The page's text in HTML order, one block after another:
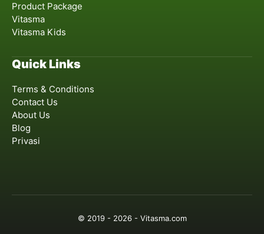
Product Package
Vitasma
Vitasma Kids
Quick Links
Terms & Conditions
Contact Us
About Us
Blog
Privasi
© 2019 - 2026 - Vitasma.com